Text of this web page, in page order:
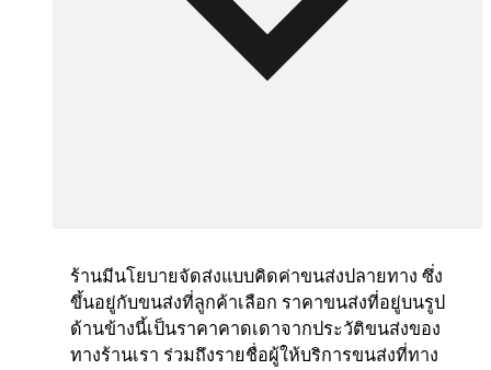
ร้านมีนโยบายจัดส่งแบบคิดค่าขนส่งปลายทาง ซึ่ง
ขึ้นอยู่กับขนส่งที่ลูกค้าเลือก ราคาขนส่งที่อยู่บนรูป
ด้านข้างนี้เป็นราคาคาดเดาจากประวัติขนส่งของ
ทางร้านเรา ร่วมถึงรายชื่อผู้ให้บริการขนส่งที่ทาง